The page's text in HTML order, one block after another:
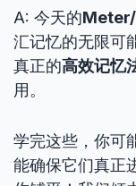
A: 今天的
汇记忆的无限可
真正的高效记忆
用。
学完这些，你可
能确保它们真正